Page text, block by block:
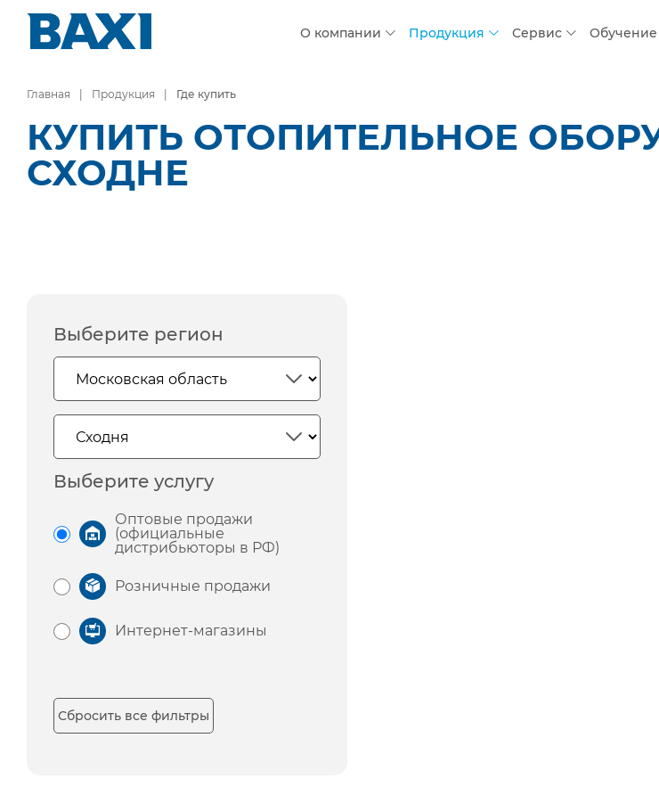
О компании Продукция Сервис Обучение
Главная Продукция Где купить
КУПИТЬ ОТОПИТЕЛЬНОЕ
СХОДНЕ
Выберите регион
Выберите услугу
Оптовые продажи
(официальные
дистрибьюторы в РФ)
Розничные продажи
Интернет-магазины
Сбросить все фильтры